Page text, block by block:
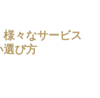
々なサービス
選び方